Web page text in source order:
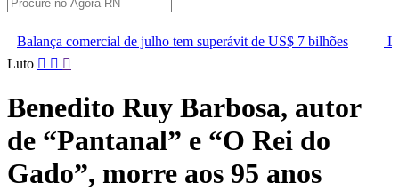
julho tem superávit de US$ 7 bilhões
Lei que aumenta
Pular
conteúdo
Luto
Benedito Ruy Barbosa, autor
de “Pantanal” e “O Rei do
Gado”, morre aos 95 anos